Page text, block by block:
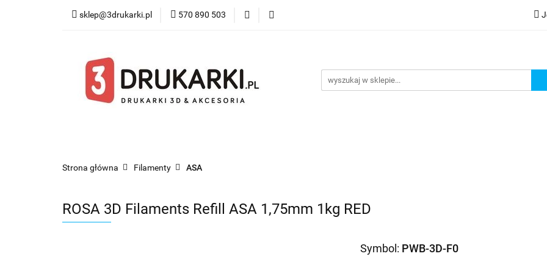
sklep@3drukarki.pl 570 890 503
Blog Bestsellery
Strona główna Filamenty ASA
ROSA 3D Filaments Refill ASA 1,75mm 1kg RED
Symbol: PWB-3D-F0